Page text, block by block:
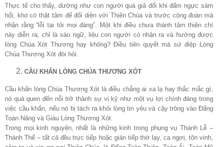
Thực tế cho thấy, dường như con người quá giả dối khi đấm ngực sám
hối, khó có thật tâm để đối diện với Thiên Chúa và trước cộng đoàn mà
nhận rằng “lỗi tại tôi mọi đàng”. Một khi điều chưa thành tâm thiện chí
này diễn ra, chỉ là sáo ngữ, liệu con người có nhận ra và hưởng được
lòng Chúa Xót Thương hay không? Điều tiên quyết mà sứ điệp Lòng
Chúa Thương Xót đòi hỏi.
CẦU KHẨN LÒNG CHÚA THƯƠNG XÓT
Cầu khẩn lòng Chúa Thương Xót là điều chẳng ai xa lạ hay thắc mắc gì,
nó quá quen đến nỗi trở thành sự vị kỷ như một vụ lợi chính đáng trong
việc cầu khẩn, nếu nó bị tách ra khỏi lòng tin yêu và cậy trông vào Đấng
Toàn Năng và Giàu Lòng Thương Xót.
Trong mọi kinh nguyện, nhất là những kinh trong phụng vụ Thánh Lễ –
Thánh Thể – tất cả đều trực tiếp hoặc gián tiếp thờ lạy, ca ngơị, tôn vinh,